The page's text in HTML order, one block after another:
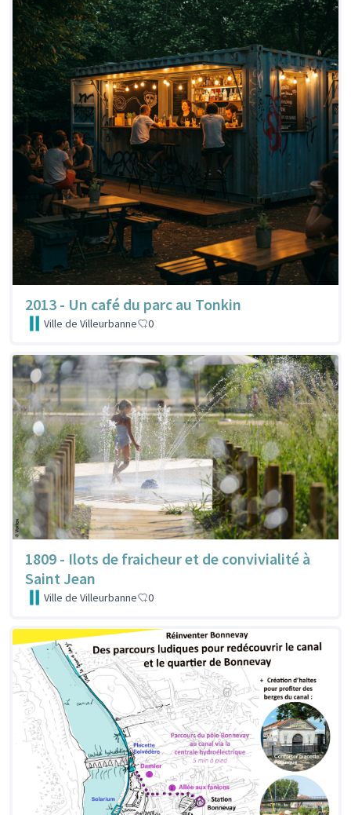
2013 - Un café du parc au Tonkin
Ville de Villeurbanne 0
1809 - Ilots de fraicheur et de convivialité à
Saint Jean
Ville de Villeurbanne 0